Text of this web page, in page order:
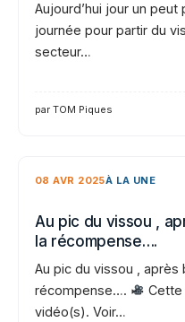
Aujourd’hui jour un peut
journée pour partir du
secteur…
par TOM Piques
08 AVR 2025À LA UNE
Au pic du vissou ,
la récompense….
Au pic du vissou ,
récompense….
Cette
vidéo(s). Voir…